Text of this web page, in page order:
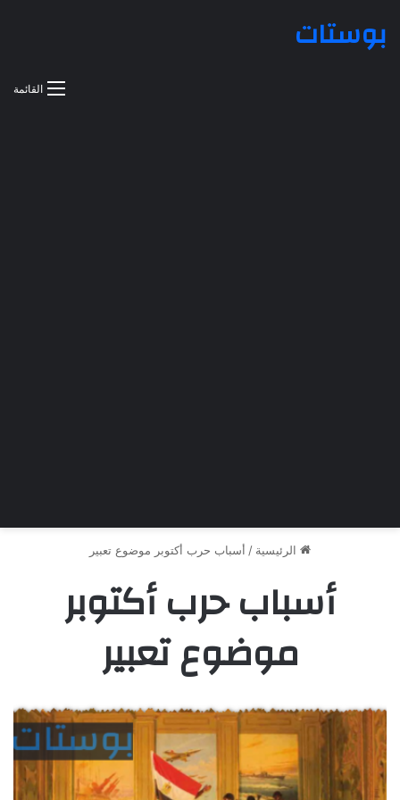
القائمة
بوستات
الرئيسية / أسباب حرب أكتوبر موضوع تعبير
أسباب حرب أكتوبر
موضوع تعبير